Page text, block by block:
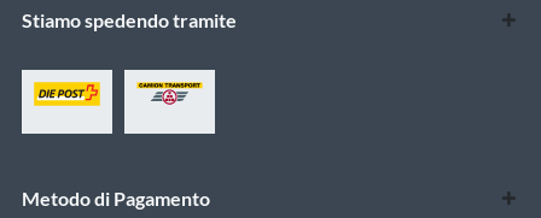
Stiamo spedendo tramite
Metodo di Pagamento